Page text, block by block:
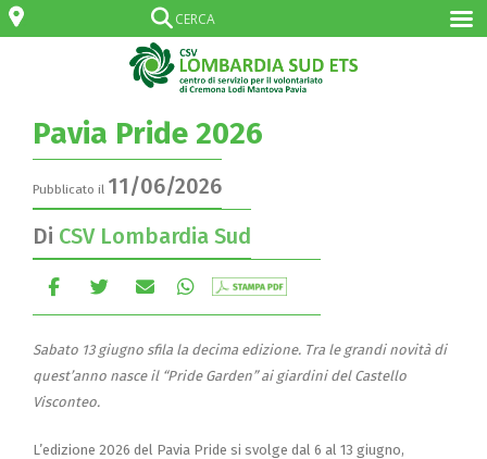
Pavia Pride 2026
Pubblicato il 11/06/2026
Di CSV Lombardia Sud
Sabato 13 giugno sfila la decima edizione. Tra le grandi novità di
quest’anno nasce il “Pride Garden” ai giardini del Castello
Visconteo.
L’edizione 2026 del Pavia Pride si svolge dal 6 al 13 giugno,